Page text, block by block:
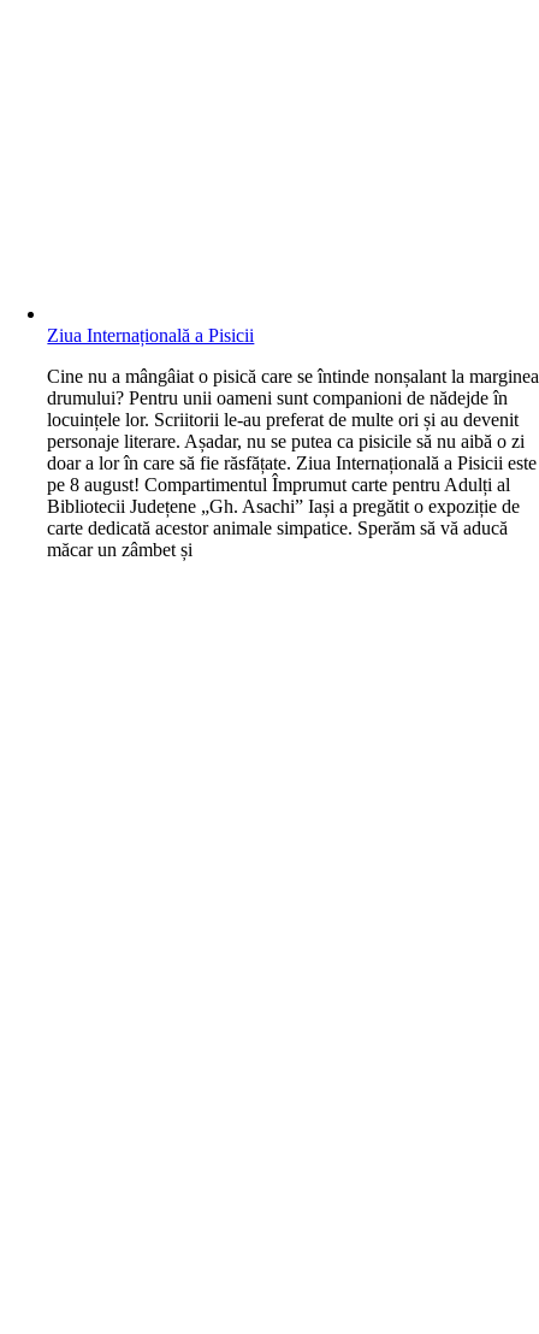
Ziua Internațională a Pisicii
Cine nu a mângâiat o pisică care se întinde nonșalant la marginea
drumului? Pentru unii oameni sunt companioni de nădejde în
locuințele lor. Scriitorii le-au preferat de multe ori și au devenit
personaje literare. Așadar, nu se putea ca pisicile să nu aibă o zi
doar a lor în care să fie răsfățate. Ziua Internațională a Pisicii este
pe 8 august! Compartimentul Împrumut carte pentru Adulți al
Bibliotecii Județene „Gh. Asachi” Iași a pregătit o expoziție de
carte dedicată acestor animale simpatice. Sperăm să vă aducă
măcar un zâmbet și